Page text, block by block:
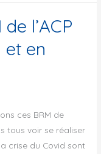
l’ACP
et en
ces BRM de
tous voir se réaliser
crise du Covid sont